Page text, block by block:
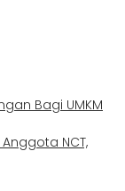
Bagi UMKM
NCT,